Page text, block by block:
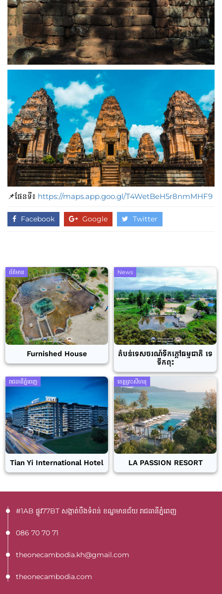
📌ផែនទី៖ https://maps.app.goo.gl/T4WetBeH5r8nmMHF9
Facebook Google Twitter
ព័ត៌មាន
Furnished House
News
តំបន់ទេសចរណ៍ទឹកក្តៅធម្មជាតិ ទេ
ទឹកពុះ
រាជធានីភ្នំពេញ
Tian Yi International Hotel
ខេត្តព្រះសីហនុ
LA PASSION RESORT
#1AB ផ្លូវ77BT​ សង្កាត់បឹងទំពន់ ខណ្ឌមានជ័យ រាជធានីភ្នំពេញ
086 70 70 71
theonecambodia.kh@gmail.com
theonecambodia.com